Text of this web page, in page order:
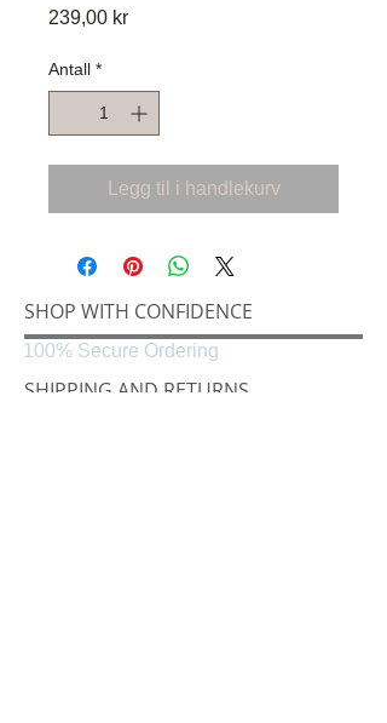
239,00 krPris
Antall *
Legg til i handlekurv
SHOP WITH CONFIDENCE
SHIPPING AND RETURNS
100% Secure Ordering